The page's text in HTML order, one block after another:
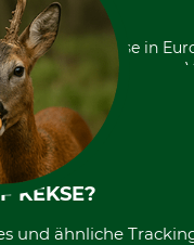
*Alle Preise in
KEKSE?
und ähnliche